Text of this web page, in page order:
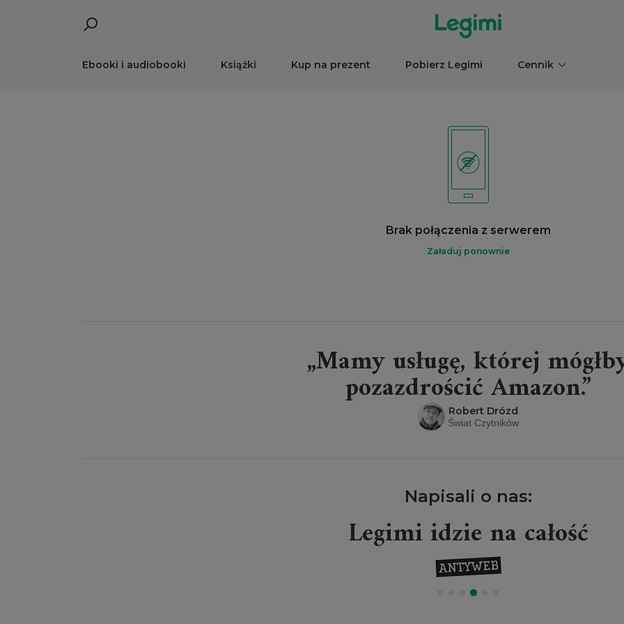
Ebooki i audiobooki Książki Kup na prezent Pobierz Legimi Cennik
Brak połączenia z serwerem
Załaduj ponownie
„Mamy usługę, której
pozazdrościć Amazon.”
Robert Drózd
Świat Czytników
Napisali o nas:
Legimi idzie na całość